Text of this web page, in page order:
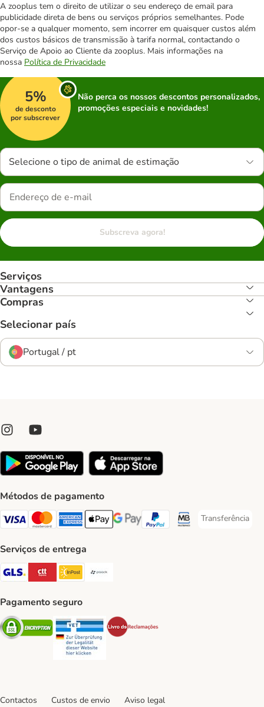
A zooplus tem o direito de utilizar o seu endereço de email para
publicidade direta de bens ou serviços próprios semelhantes. Pode
opor-se a qualquer momento, sem incorrer em quaisquer custos além
dos custos básicos de transmissão à tarifa normal, contactando o
Serviço de Apoio ao Cliente da zooplus. Mais informações na
nossa Política de Privacidade
5%
de desconto
por subscrever
Não perca os nossos descontos personalizados,
promoções especiais e novidades!
Selecione o tipo de animal de estimação
Subscreva agora!
Serviços
Vantagens
Compras
Selecionar país
Portugal / pt
Métodos de pagamento
Visa Payment Method
Mastercard Payment Method
American Express Payment Method
Apple Pay Payment Method
Google Pay Payment Method
PayPal Payment Method
Multibanco Payment
Transferência
Transferência
Serviços de entrega
GLS Shipping Method
CTTExpress Shipping Method
InPost Shipping Method
Pagamento seguro
Security Security
Contactos Custos de envio Aviso legal